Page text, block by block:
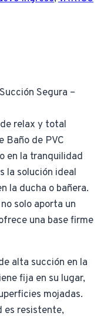
Segura –
relax y total
Baño de PVC
en la tranquilidad
la solución ideal
la ducha o bañera.
solo aporta un
una base firme
alta succión en la
fija en su lugar,
mojadas.
es resistente,